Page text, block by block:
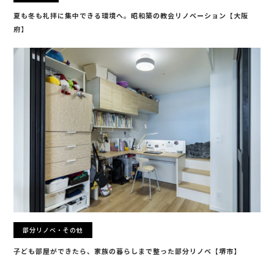
夏も冬も礼拝に集中できる環境へ。昭和築の教会リノベーション【大阪
府】
部分リノベ・その他
子ども部屋ができたら、家族の暮らしまで整った部分リノベ【堺市】